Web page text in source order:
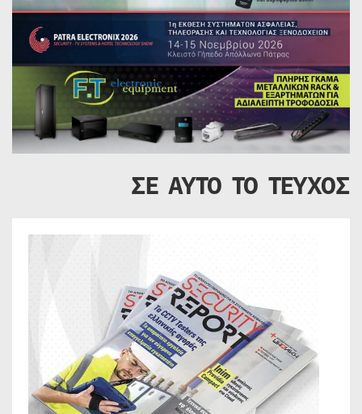
ΣΕ ΑΥΤΟ ΤΟ ΤΕΥΧΟΣ